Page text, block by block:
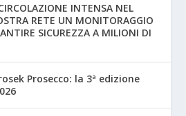
INTENSA NEL
RETE UN MONITORAGGIO
SICUREZZA A MILIONI DI
Prosecco: la 3ª edizione